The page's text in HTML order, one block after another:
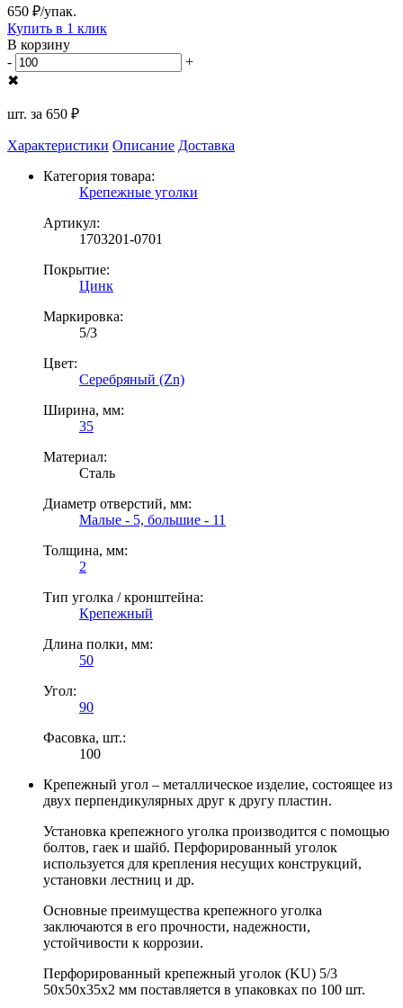
650 ₽/упак.
Купить в 1 клик
В корзину
-
+
✖
шт. за 650 ₽
Характеристики Описание Доставка
Категория товара:
Крепежные уголки
Артикул:
1703201-0701
Покрытие:
Цинк
Маркировка:
5/3
Цвет:
Серебряный (Zn)
Ширина, мм:
35
Материал:
Сталь
Диаметр отверстий, мм:
Малые - 5, большие - 11
Толщина, мм:
2
Тип уголка / кронштейна:
Крепежный
Длина полки, мм:
50
Угол:
90
Фасовка, шт.:
100
Крепежный угол – металлическое изделие, состоящее из
двух перпендикулярных друг к другу пластин.
Установка крепежного уголка производится с помощью
болтов, гаек и шайб. Перфорированный уголок
используется для крепления несущих конструкций,
установки лестниц и др.
Основные преимущества крепежного уголка
заключаются в его прочности, надежности,
устойчивости к коррозии.
Перфорированный крепежный уголок (KU) 5/3
50х50х35х2 мм поставляется в упаковках по 100 шт.